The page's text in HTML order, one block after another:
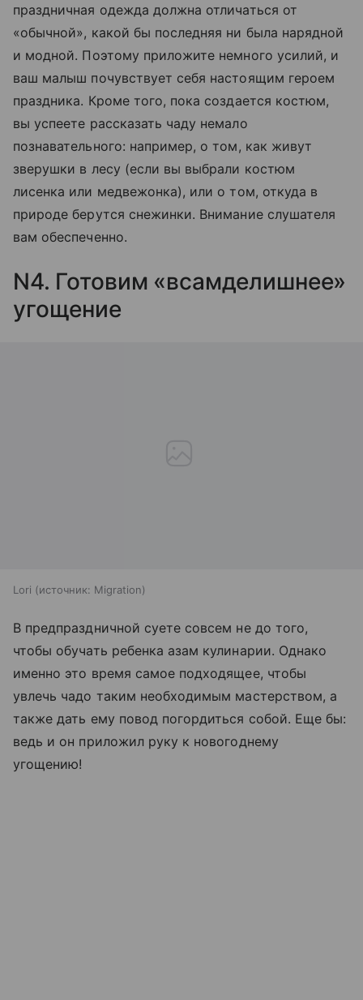
праздничная одежда должна отличаться от
«обычной», какой бы последняя ни была нарядной
и модной. Поэтому приложите немного усилий, и
ваш малыш почувствует себя настоящим героем
праздника. Кроме того, пока создается костюм,
вы успеете рассказать чаду немало
познавательного: например, о том, как живут
зверушки в лесу (если вы выбрали костюм
лисенка или медвежонка), или о том, откуда в
природе берутся снежинки. Внимание слушателя
вам обеспеченно.
N4. Готовим «всамделишнее»
угощение
Lori источник: Migration
В предпраздничной суете совсем не до того,
чтобы обучать ребенка азам кулинарии. Однако
именно это время самое подходящее, чтобы
увлечь чадо таким необходимым мастерством, а
также дать ему повод погордиться собой. Еще бы:
ведь и он приложил руку к новогоднему
угощению!